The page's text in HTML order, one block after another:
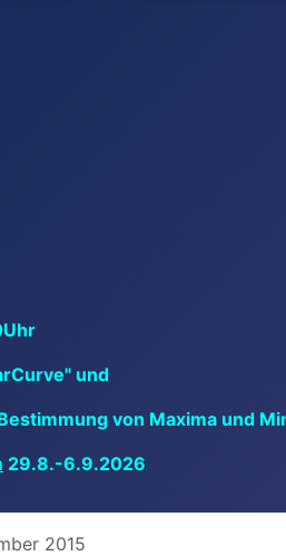
und
von Maxima und
29.8.-6.9.2026
2015